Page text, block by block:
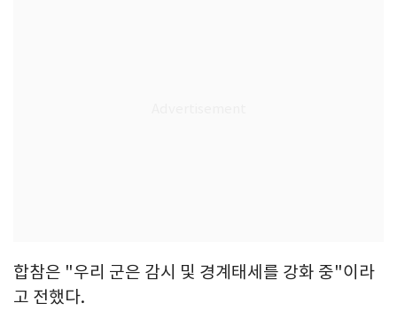
합참은 "우리 군은 감시 및 경계태세를 강화 중"이라
고 전했다.